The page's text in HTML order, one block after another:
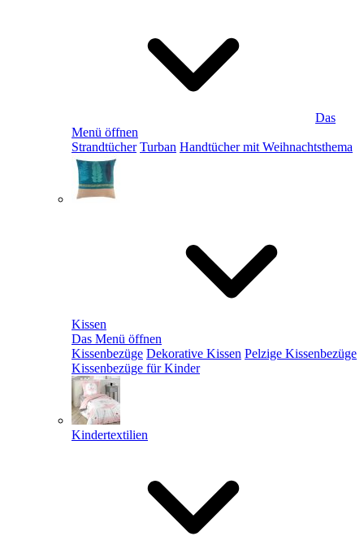
Das
Menü öffnen
Strandtücher Turban Handtücher mit Weihnachtsthema
Kissen
Das Menü öffnen
Kissenbezüge Dekorative Kissen Pelzige Kissenbezüge
Kissenbezüge für Kinder
Kindertextilien